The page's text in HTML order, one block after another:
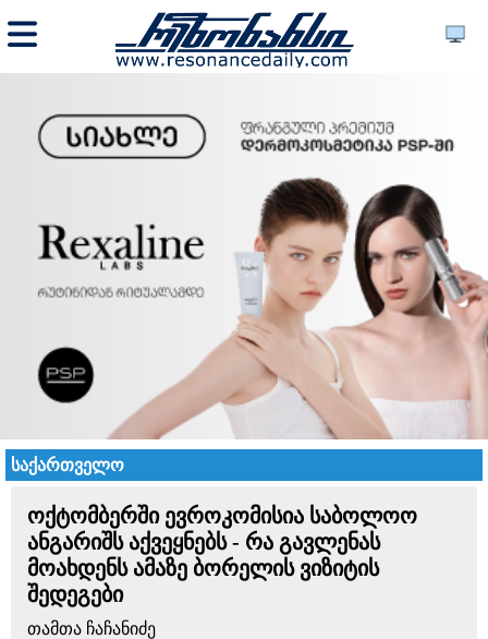
საქართველო
ოქტომბერში ევროკომისია საბოლოო
ანგარიშს აქვეყნებს - რა გავლენას
მოახდენს ამაზე ბორელის ვიზიტის
შედეგები
თამთა ჩაჩანიძე